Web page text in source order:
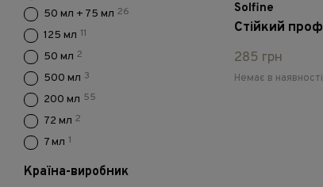
Solfine
285 грн
Немає в наявності
50 мл + 75 мл 26
125 мл 11
50 мл 2
500 мл 3
200 мл 55
72 мл 2
7 мл 1
Країна-виробник